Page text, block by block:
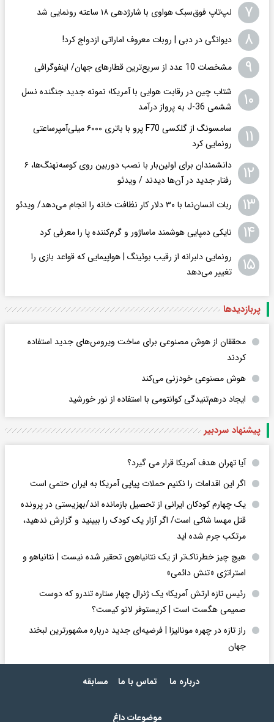
۷ لپ‌تاپ فوق‌سبک هواوی با شارژدهی ۱۸ ساعته رونمایی شد
۸ دیوانگی در دبی | روبات معروف اماراتی ازدواج کرد!
۹ مشخصات 10 عدد از سریع‌ترین قطارهای جهان/ اینفوگرافی
۱۰
شتاب چین در رقابت هوایی با آمریکا؛ نمونه جدید جنگنده نسل
ششمی J-36 به پرواز درآمد
۱۱
سامسونگ از گلکسی F70 پرو با باتری ۶۰۰۰ میلی‌آمپرساعتی
رونمایی کرد
۱۲
دانشمندان برای اولین‌بار با نصب دوربین روی کوسه‌نهنگ‌ها، ۶
رفتار جدید در آن‌ها دیدند / ویدئو
۱۳ ربات انسان‌نما با ۳۰ دلار کار نظافت خانه را انجام می‌دهد/ ویدئو
۱۴ نایکی دمپایی هوشمند ماساژور و گرم‌کننده پا را معرفی کرد
۱۵
رونمایی دلبرانه از رقیب بوئینگ | هواپیمایی که قواعد بازی را
تغییر می‌دهد
پربازدید‌ها
محققان از هوش مصنوعی برای ساخت ویروس‌های جدید استفاده
کردند
هوش مصنوعی خودزنی می‌کند
ایجاد درهم‌تنیدگی کوانتومی با استفاده از نور خورشید
پیشنهاد سردبیر
آیا تهران هدف آمریکا قرار می گیرد؟
اگر این اقدامات را نکنیم حملات پیاپی آمریکا به ایران حتمی است
یک چهارم کودکان ایرانی از تحصیل بازمانده اند/بهزیستی در پرونده
قتل مهسا شاکی است/ اگر آزار یک کودک را ببینید و گزارش ندهید،
مرتکب جرم شده اید
هیچ چیز خطرناک‌تر از یک نتانیاهوی تحقیر شده نیست | نتانیاهو و
استراتژی «تنش دائمی»
رئیس تازه ارتش آمریکا؛ یک ژنرال چهار ستاره تندرو که دوست
صمیمی هگست است | کریستوفر لانو کیست؟
راز تازه در چهره مونالیزا | فرضیه‌ای جدید درباره مشهورترین لبخند
جهان
درباره ما تماس با ما مسابقه
موضوعات داغ